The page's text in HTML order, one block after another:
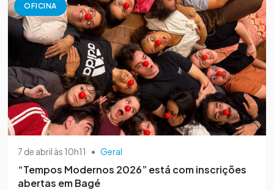
OFICINA
7 de abril às 10h11 • Geral
“Tempos Modernos 2026” está com inscrições
abertas em Bagé